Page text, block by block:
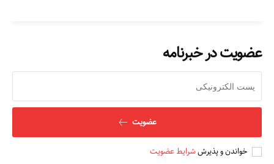
عضویت در خبرنامه
عضویت
خواندن و پذیرششرایط عضویت